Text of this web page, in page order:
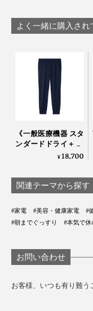
12Vと低電圧で、触
刺激はほぼゼロ。身
ちゃんから高齢者
や、神経内科クリニ
います。
同梱の「電波探知機
そして、専用のグロ
温かくなって、顔を
クをしたあとのよう
水分を細かくする電
に作用するので、肌
きます。
バリー＆スリープデ
バイス」｜WOTT
よく一緒に購入され
《一般医療機器 スタ
ンダードドライ＋ ジ
ョガーパンツ》サラ
「リカバリーウエ
ア」｜VENEX
¥18,700
関連テーマから探す
#家電 #美容・健康家電 #
#朝までぐっすり
#本気で休
お問い合わせ
お客様、いつも有り難う